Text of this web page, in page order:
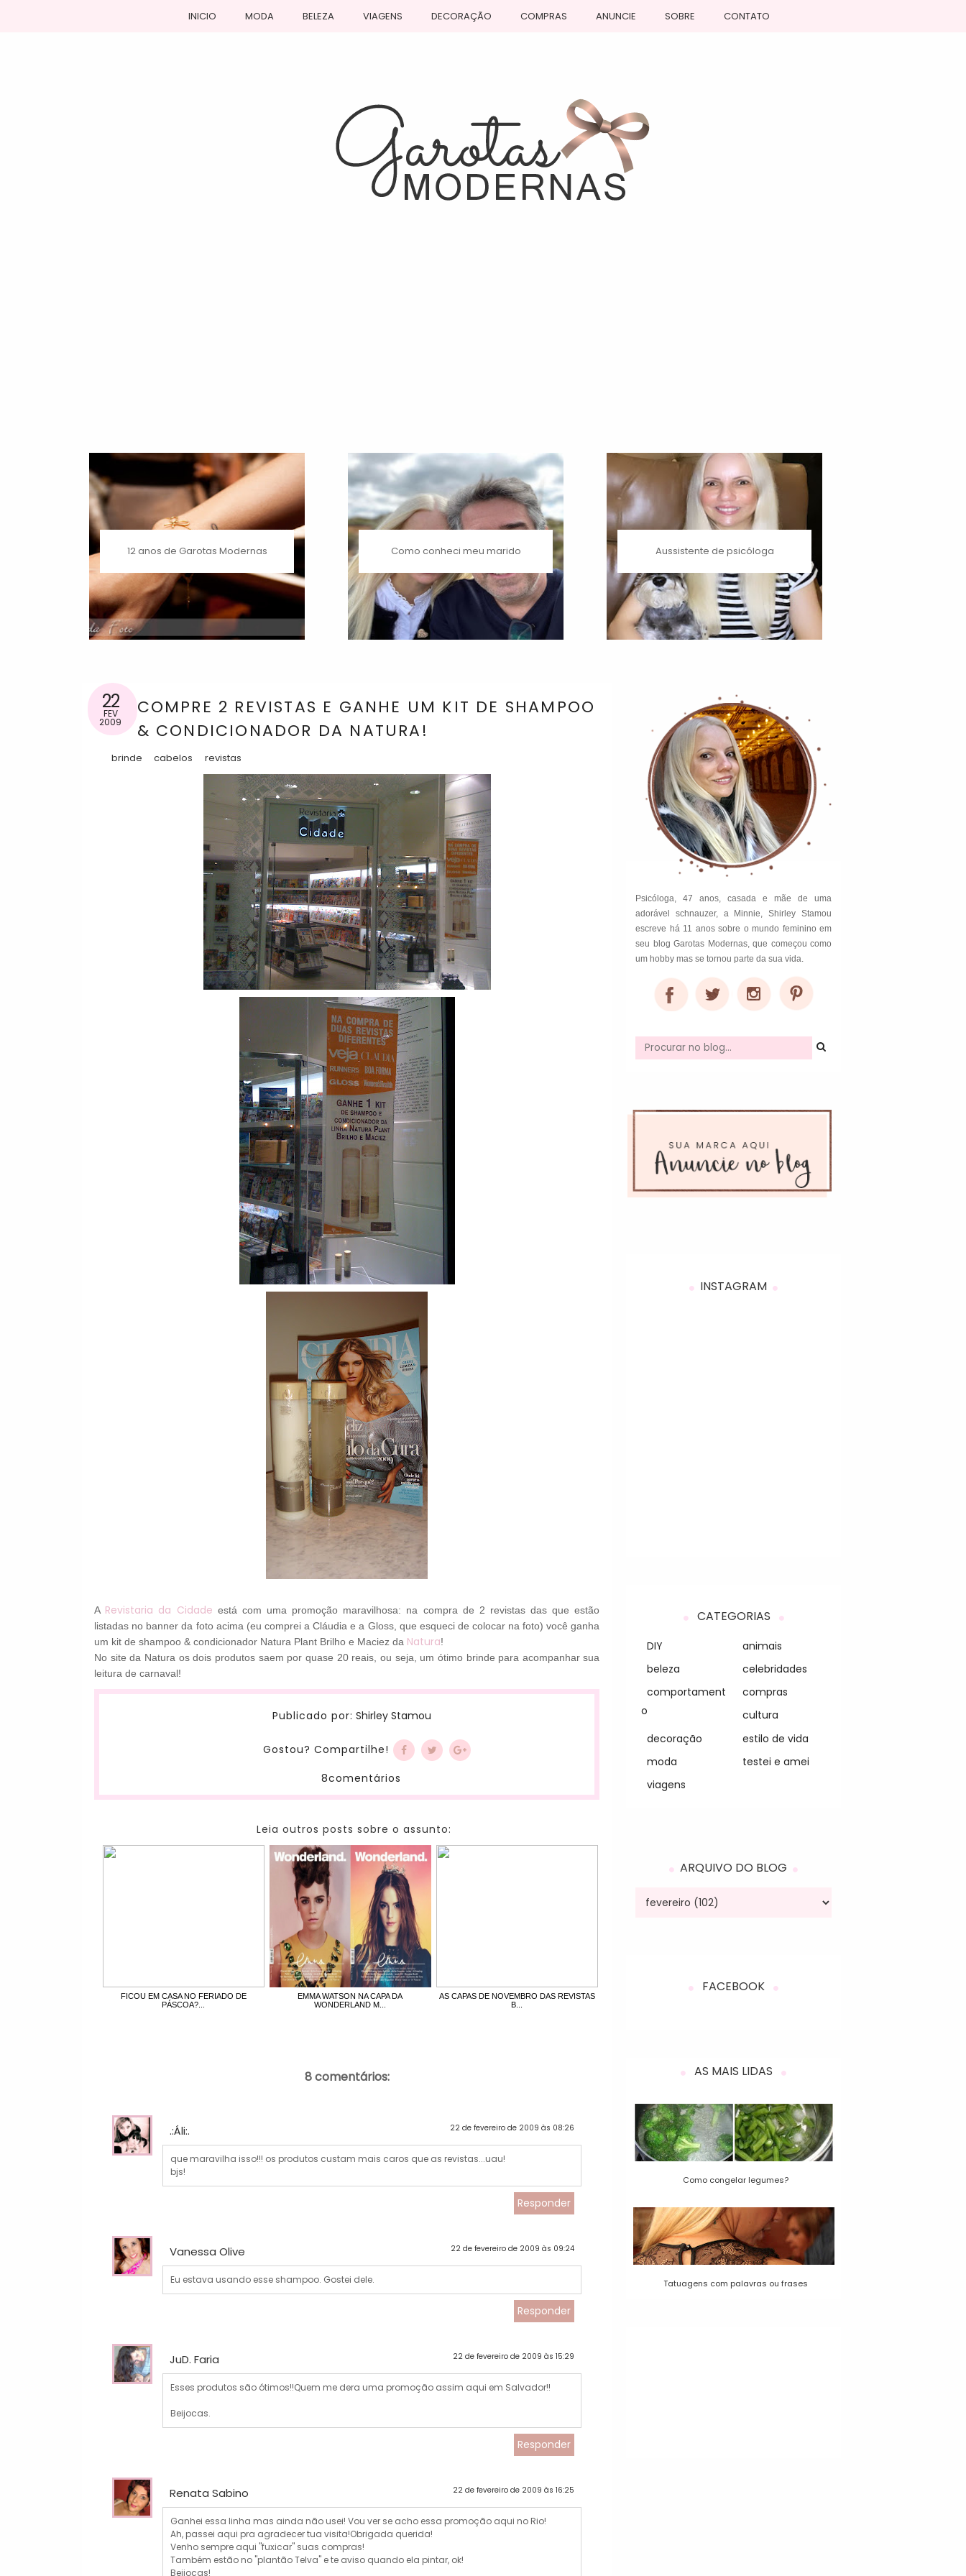
INICIO MODA BELEZA VIAGENS DECORAÇÃO COMPRAS ANUNCIE SOBRE CONTATO
12 anos de Garotas Modernas Como conheci meu marido Aussistente de psicóloga
22
FEV
2009
COMPRE 2 REVISTAS E GANHE UM KIT DE SHAMPOO
& CONDICIONADOR DA NATURA!
brinde cabelos revistas
A Revistaria da Cidade está com uma promoção maravilhosa: na compra de 2 revistas das que estão
listadas no banner da foto acima (eu comprei a Cláudia e a Gloss, que esqueci de colocar na foto) você ganha
um kit de shampoo & condicionador Natura Plant Brilho e Maciez da Natura!
No site da Natura os dois produtos saem por quase 20 reais, ou seja, um ótimo brinde para acompanhar sua
leitura de carnaval!
Publicado por: Shirley Stamou
Gostou? Compartilhe!
8comentários
Leia outros posts sobre o assunto:
FICOU EM CASA NO FERIADO DE
PÁSCOA?...
EMMA WATSON NA CAPA DA
WONDERLAND M...
AS CAPAS DE NOVEMBRO DAS REVISTAS
B...
8 comentários:
.:Áli:. 22 de fevereiro de 2009 às 08:26
que maravilha isso!!! os produtos custam mais caros que as revistas...uau!
bjs!
Responder
Vanessa Olive 22 de fevereiro de 2009 às 09:24
Eu estava usando esse shampoo. Gostei dele.
Responder
JuD. Faria 22 de fevereiro de 2009 às 15:29
Esses produtos são ótimos!!Quem me dera uma promoção assim aqui em Salvador!!
Beijocas.
Responder
Renata Sabino 22 de fevereiro de 2009 às 16:25
Ganhei essa linha mas ainda não usei! Vou ver se acho essa promoção aqui no Rio!
Ah, passei aqui pra agradecer tua visita!Obrigada querida!
Venho sempre aqui "fuxicar" suas compras!
Também estão no "plantão Telva" e te aviso quando ela pintar, ok!
Beijocas!
Psicóloga, 47 anos, casada e mãe de uma
adorável schnauzer, a Minnie, Shirley Stamou
escreve há 11 anos sobre o mundo feminino em
seu blog Garotas Modernas, que começou como
um hobby mas se tornou parte da sua vida.
INSTAGRAM
CATEGORIAS
DIY
animais
beleza
celebridades
comportament
o
compras
cultura
decoração
estilo de vida
moda
testei e amei
viagens
ARQUIVO DO BLOG
FACEBOOK
AS MAIS LIDAS
Como congelar legumes?
Tatuagens com palavras ou frases